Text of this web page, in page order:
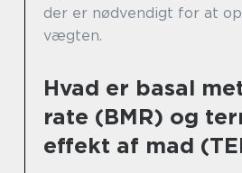
der er nødvendigt for at
vægten.
Hvad er basal
rate (BMR) og
effekt af mad